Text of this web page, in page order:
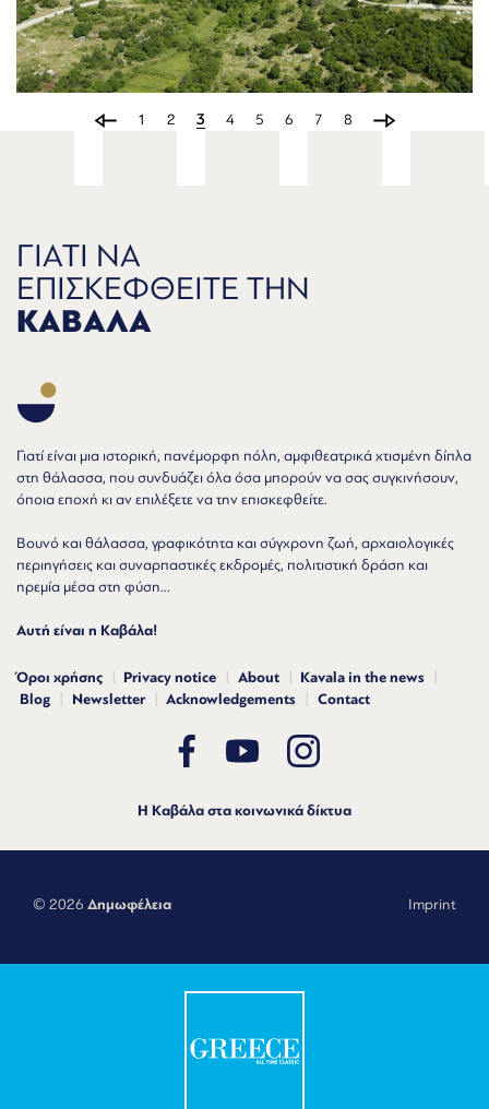
Βουνοχώρι – Λιμνιά –
Κρανοχώρι – Λυκόστομο –
Πολύνερο
1 2 3 4 5 6 7 8
ΓΙΑΤΙ ΝΑ
ΕΠΙΣΚΕΦΘΕΙΤΕ ΤΗΝ
ΚΑΒΑΛΑ
Γιατί είναι μια ιστορική, πανέμορφη πόλη, αμφιθεατρικά χτισμένη δίπλα
στη θάλασσα, που συνδυάζει όλα όσα μπορούν να σας συγκινήσουν,
όποια εποχή κι αν επιλέξετε να την επισκεφθείτε.
Βουνό και θάλασσα, γραφικότητα και σύγχρονη ζωή, αρχαιολογικές
περιηγήσεις και συναρπαστικές εκδρομές, πολιτιστική δράση και
ηρεμία μέσα στη φύση...
Αυτή είναι η Καβάλα!
Όροι χρήσης Privacy notice About
Kavala in the news
Blog
Newsletter Acknowledgements Contact
Η Καβάλα στα κοινωνικά δίκτυα
© 2026 Δημωφέλεια Imprint